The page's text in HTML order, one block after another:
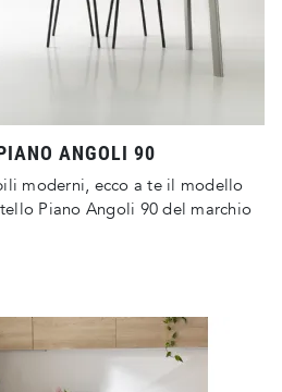
ANGOLI 90
moderni, ecco a te il modello
Piano Angoli 90 del marchio